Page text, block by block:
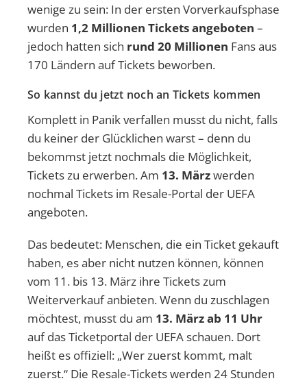
wenige zu sein: In der ersten Vorverkaufsphase
wurden 1,2 Millionen Tickets angeboten –
jedoch hatten sich rund 20 Millionen Fans aus
170 Ländern auf Tickets beworben.
So kannst du jetzt noch an Tickets kommen
Komplett in Panik verfallen musst du nicht, falls
du keiner der Glücklichen warst – denn du
bekommst jetzt nochmals die Möglichkeit,
Tickets zu erwerben. Am 13. Märzwerden
nochmal Tickets im Resale-Portal der UEFA
angeboten.
Das bedeutet: Menschen, die ein Ticket gekauft
haben, es aber nicht nutzen können, können
vom 11. bis 13. März ihre Tickets zum
Weiterverkauf anbieten. Wenn du zuschlagen
möchtest, musst du am 13. März ab 11 Uhr
auf das Ticketportal der UEFA schauen. Dort
heißt es offiziell: „Wer zuerst kommt, malt
zuerst.“ Die Resale-Tickets werden 24 Stunden